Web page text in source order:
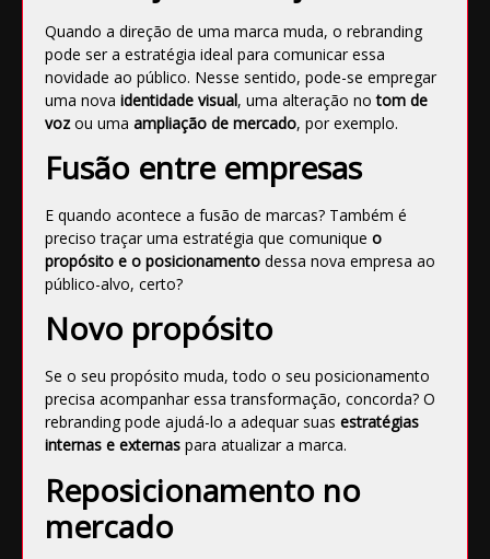
Quando a direção de uma marca muda, o rebranding
pode ser a estratégia ideal para comunicar essa
novidade ao público. Nesse sentido, pode-se empregar
uma nova identidade visual, uma alteração notom de
voz ou uma ampliação de mercado, por exemplo.
Fusão entre empresas
E quando acontece a fusão de marcas? Também é
preciso traçar uma estratégia que comunique o
propósito e o posicionamento dessa nova empresa ao
público-alvo, certo?
Novo propósito
Se o seu propósito muda, todo o seu posicionamento
precisa acompanhar essa transformação, concorda? O
rebranding pode ajudá-lo a adequar suas estratégias
internas e externas para atualizar a marca.
Reposicionamento no
mercado